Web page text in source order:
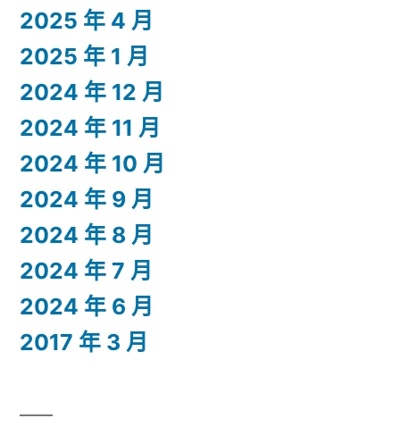
2025 年 4 月
2025 年 1 月
2024 年 12 月
2024 年 11 月
2024 年 10 月
2024 年 9 月
2024 年 8 月
2024 年 7 月
2024 年 6 月
2017 年 3 月